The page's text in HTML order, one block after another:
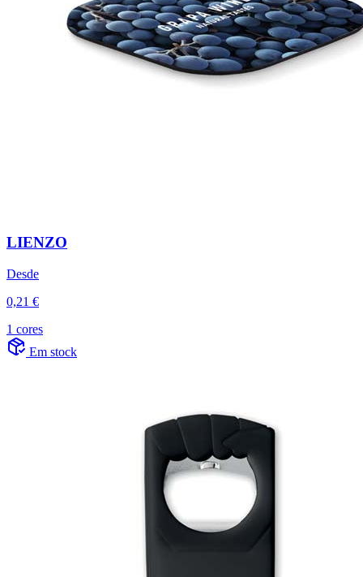
LIENZO
Desde
0,21 €
1 cores
Em stock